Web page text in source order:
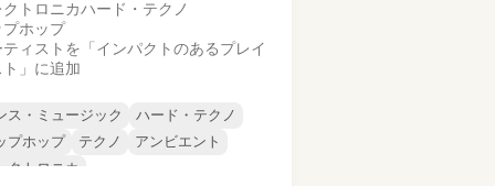
クトロニカハード・テクノ
プホップ
ティストを「インパクトのあるプレイ
ト」に追加
ス・ミュージック
ハード・テクノ
プホップ
テクノ
アンビエント
クトロニカ